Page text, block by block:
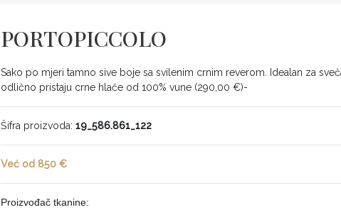
PORTOPICCOLO
Sako po mjeri tamno sive boje sa svilenim crnim reverom. Idealan za
odlično pristaju crne hlače od 100% vune (290,00 €)-
Šifra proizvoda: 19_586.861_122
Već od 850 €
Proizvođač tkanine: